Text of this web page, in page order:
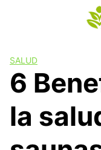
SALUD
6
la